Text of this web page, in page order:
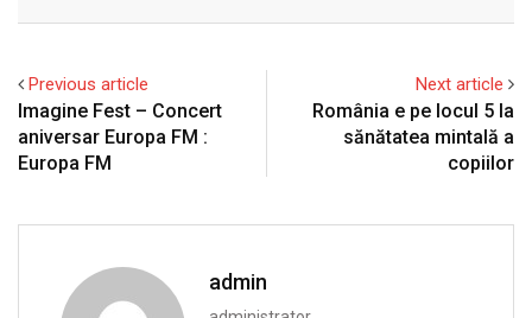
Previous article
Imagine Fest – Concert
aniversar Europa FM :
Europa FM
Next article
România e pe locul 5 la
sănătatea mintală a
copiilor
admin